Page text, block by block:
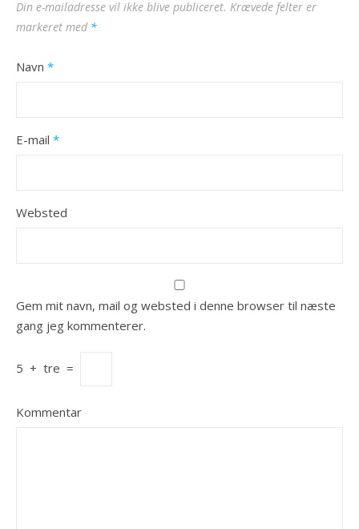
Din e-mailadresse vil ikke blive publiceret. Krævede felter er
markeret med *
Navn *
E-mail *
Websted
Gem mit navn, mail og websted i denne browser til næste
gang jeg kommenterer.
5 + tre =
Kommentar